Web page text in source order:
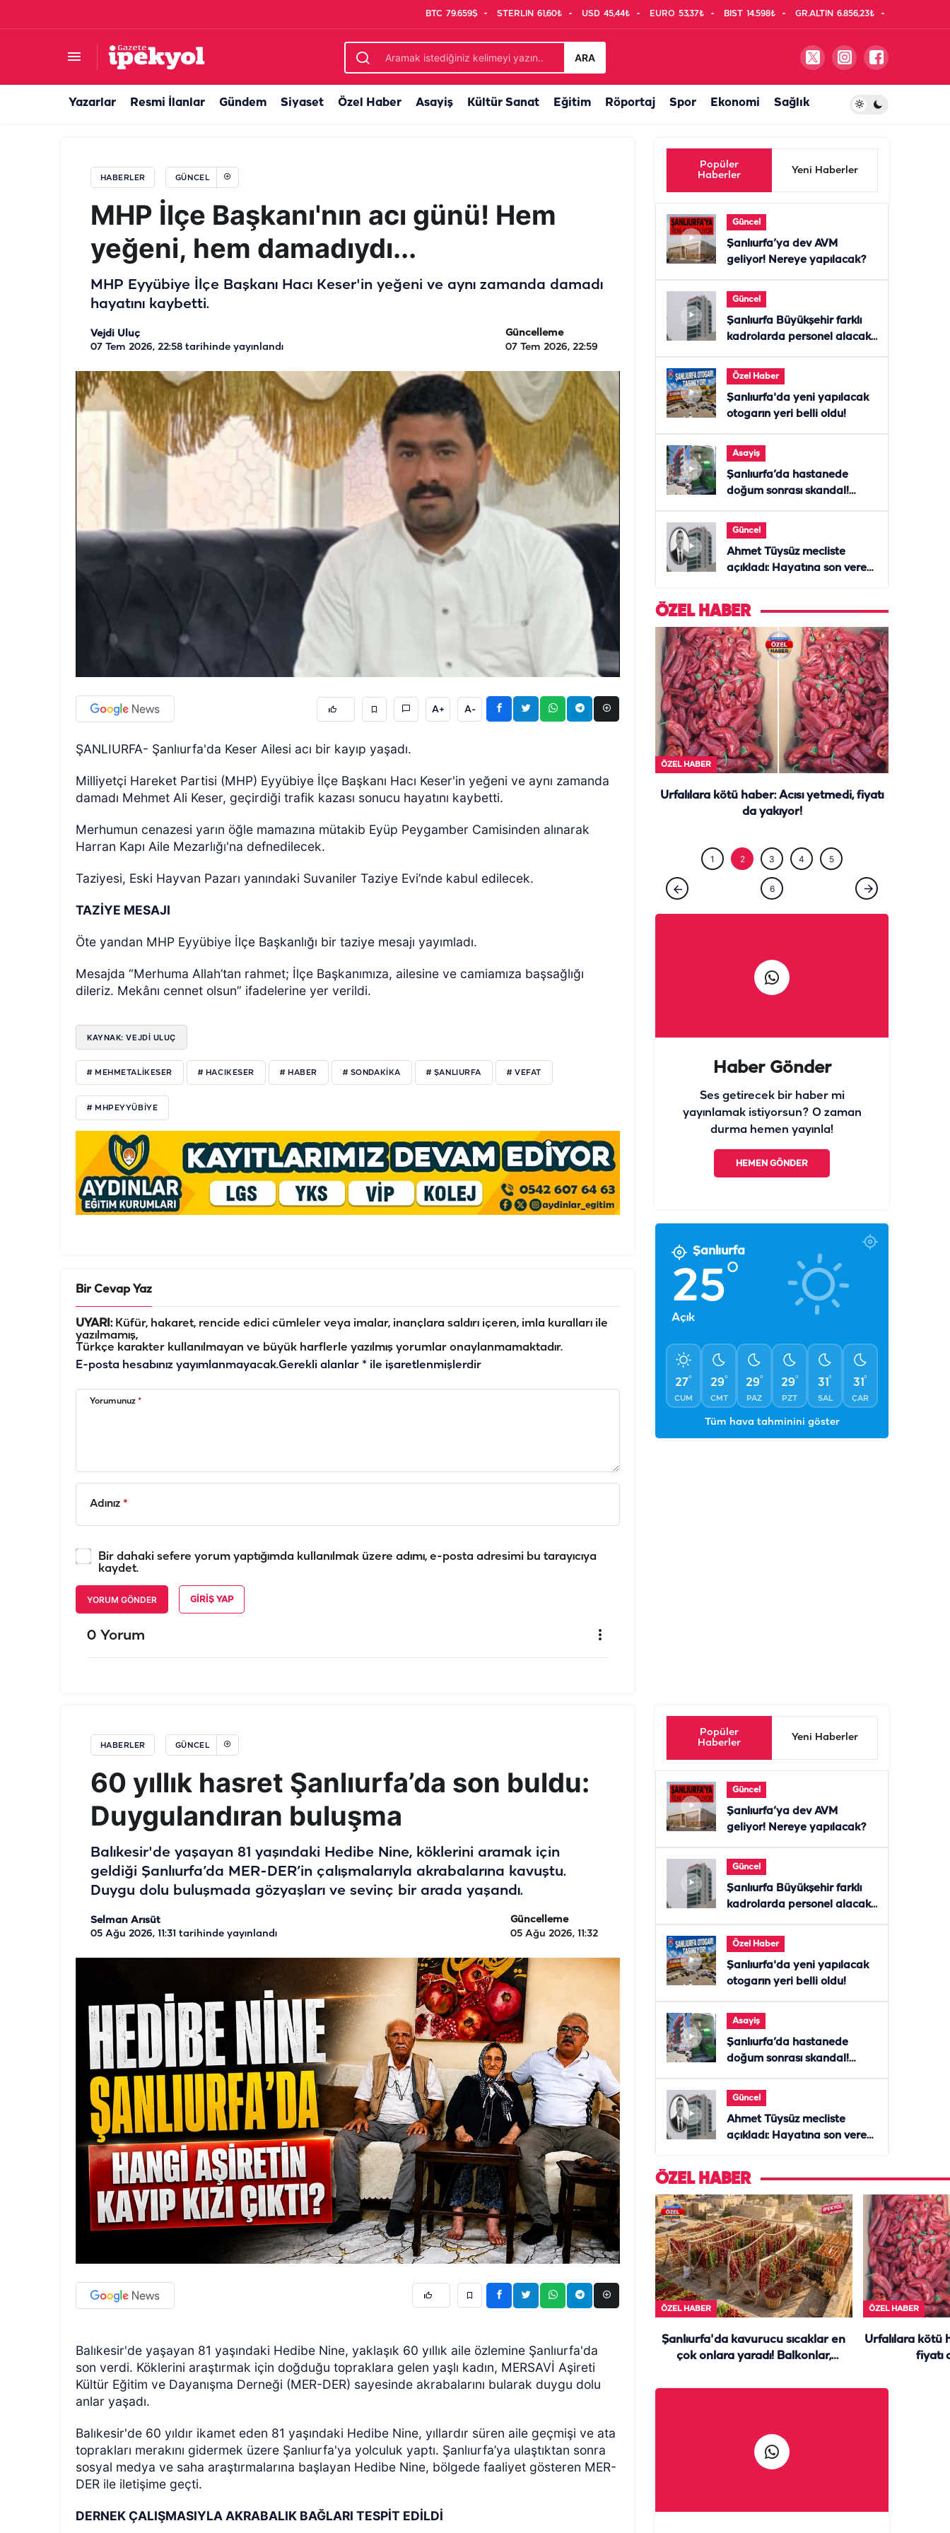
BTC 79.659$ STERLIN 61,60₺ USD 45,44₺ EURO 53,37₺ BIST 14.598₺ GR.ALTIN 6.856,23₺
ARA
Yazarlar Resmi İlanlar Gündem Siyaset Özel Haber Asayiş Kültür Sanat Eğitim Röportaj Spor Ekonomi Sağlık
HABERLER GÜNCEL
MHP İlçe Başkanı'nın acı günü! Hem
yeğeni, hem damadıydı...
MHP Eyyübiye İlçe Başkanı Hacı Keser'in yeğeni ve aynı zamanda damadı
hayatını kaybetti.
Vejdi Uluç
07 Tem 2026, 22:58 tarihinde yayınlandı
Güncelleme
07 Tem 2026, 22:59
A+ A-
ŞANLIURFA- Şanlıurfa'da Keser Ailesi acı bir kayıp yaşadı.
Milliyetçi Hareket Partisi (MHP) Eyyübiye İlçe Başkanı Hacı Keser'in yeğeni ve aynı zamanda
damadı Mehmet Ali Keser, geçirdiği trafik kazası sonucu hayatını kaybetti.
Merhumun cenazesi yarın öğle mamazına mütakib Eyüp Peygamber Camisinden alınarak
Harran Kapı Aile Mezarlığı'na defnedilecek.
Taziyesi, Eski Hayvan Pazarı yanındaki Suvaniler Taziye Evi’nde kabul edilecek.
TAZİYE MESAJI
Öte yandan MHP Eyyübiye İlçe Başkanlığı bir taziye mesajı yayımladı.
Mesajda “Merhuma Allah’tan rahmet; İlçe Başkanımıza, ailesine ve camiamıza başsağlığı
dileriz. Mekânı cennet olsun” ifadelerine yer verildi.
KAYNAK: VEJDI ULUÇ
# MEHMETALIKESER # HACIKESER # HABER # SONDAKIKA # ŞANLIURFA # VEFAT
# MHPEYYÜBIYE
Bir Cevap Yaz
UYARI:Küfür, hakaret, rencide edici cümleler veya imalar, inançlara saldırı içeren, imla kuralları ile
yazılmamış,
Türkçe karakter kullanılmayan ve büyük harflerle yazılmış yorumlar onaylanmamaktadır.
E-posta hesabınız yayımlanmayacak.Gerekli alanlar * ile işaretlenmişlerdir
Yorumunuz *
Adınız *
Bir dahaki sefere yorum yaptığımda kullanılmak üzere adımı, e-posta adresimi bu tarayıcıya
kaydet.
YORUM GÖNDER GIRIŞ YAP
0 Yorum
Popüler
Haberler
Yeni Haberler
Güncel
Şanlıurfa’ya dev AVM
geliyor! Nereye yapılacak?
Güncel
Şanlıurfa Büyükşehir farklı
kadrolarda personel alacak!
Özel Haber
Şanlıurfa'da yeni yapılacak
otogarın yeri belli oldu!
Asayiş
Şanlıurfa’da hastanede
doğum sonrası skandal!
Güncel
Ahmet Tüysüz mecliste
açıkladı: Hayatına son veren
ÖZEL HABER
ÖZEL HABER
Urfalılara kötü haber: Acısı yetmedi, fiyatı
da yakıyor!
1 2 3 4 5
6
Haber Gönder
Ses getirecek bir haber mi
yayınlamak istiyorsun? O zaman
durma hemen yayınla!
HEMEN GÖNDER
Şanlıurfa
25°
Açık
27°
CUM
29°
CMT
29°
PAZ
29°
PZT
31°
SAL
31°
ÇAR
Tüm hava tahminini göster
HABERLER GÜNCEL
60 yıllık hasret Şanlıurfa’da son buldu:
Duygulandıran buluşma
Balıkesir'de yaşayan 81 yaşındaki Hedibe Nine, köklerini aramak için
geldiği Şanlıurfa’da MER-DER’in çalışmalarıyla akrabalarına kavuştu.
Duygu dolu buluşmada gözyaşları ve sevinç bir arada yaşandı.
Selman Arısüt
05 Ağu 2026, 11:31 tarihinde yayınlandı
Güncelleme
05 Ağu 2026, 11:32
Balıkesir'de yaşayan 81 yaşındaki Hedibe Nine, yaklaşık 60 yıllık aile özlemine Şanlıurfa'da
son verdi. Köklerini araştırmak için doğduğu topraklara gelen yaşlı kadın, MERSAVİ Aşireti
Kültür Eğitim ve Dayanışma Derneği (MER-DER) sayesinde akrabalarını bularak duygu dolu
anlar yaşadı.
Balıkesir'de 60 yıldır ikamet eden 81 yaşındaki Hedibe Nine, yıllardır süren aile geçmişi ve ata
toprakları merakını gidermek üzere Şanlıurfa'ya yolculuk yaptı. Şanlıurfa’ya ulaştıktan sonra
sosyal medya ve saha araştırmalarına başlayan Hedibe Nine, bölgede faaliyet gösteren MER-
DER ile iletişime geçti.
DERNEK ÇALIŞMASIYLA AKRABALIK BAĞLARI TESPİT EDİLDİ
Popüler
Haberler
Yeni Haberler
Güncel
Şanlıurfa’ya dev AVM
geliyor! Nereye yapılacak?
Güncel
Şanlıurfa Büyükşehir farklı
kadrolarda personel alacak!
Özel Haber
Şanlıurfa'da yeni yapılacak
otogarın yeri belli oldu!
Asayiş
Şanlıurfa’da hastanede
doğum sonrası skandal!
Güncel
Ahmet Tüysüz mecliste
açıkladı: Hayatına son veren
ÖZEL HABER
ÖZEL HABER
Şanlıurfa'da kavurucu sıcaklar en
çok onlara yaradı! Balkonlar,
ÖZEL HABER
Urfalılara kötü
fiyatı